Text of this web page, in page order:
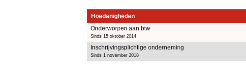
Hoedanigheden
Onderworpen aan btw
Sinds 15 oktober 2014
Inschrijvingsplichtige onderneming
Sinds 1 november 2018